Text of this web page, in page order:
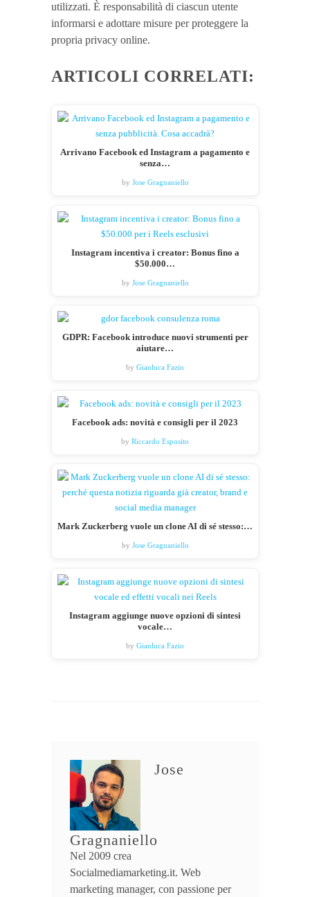
utilizzati. È responsabilità di ciascun utente
informarsi e adottare misure per proteggere la
propria privacy online.
ARTICOLI CORRELATI:
Arrivano Facebook ed Instagram a pagamento e
senza…
by Jose Gragnaniello
Instagram incentiva i creator: Bonus fino a
$50.000…
by Jose Gragnaniello
GDPR: Facebook introduce nuovi strumenti per
aiutare…
by Gianluca Fazio
Facebook ads: novità e consigli per il 2023
by Riccardo Esposito
Mark Zuckerberg vuole un clone AI di sé stesso:…
by Jose Gragnaniello
Instagram aggiunge nuove opzioni di sintesi
vocale…
by Gianluca Fazio
Jose
Gragnaniello
Nel 2009 crea
Socialmediamarketing.it. Web
marketing manager, con passione per